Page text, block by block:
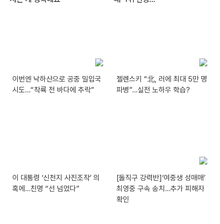
이번엔 낙하산으로 공중 밀입국
시도…“착륙 전 바다에 추락”
젤렌스키 “北, 러에 최대 5만 명
파병”…실전 노하우 학습?
이 대통령 ‘신천지 사진조작’ 의
혹에…친명 “선 넘었다”
[돌직구 강력반]‘여중생 성매매’
최영중 구속 송치…추가 피해자
확인